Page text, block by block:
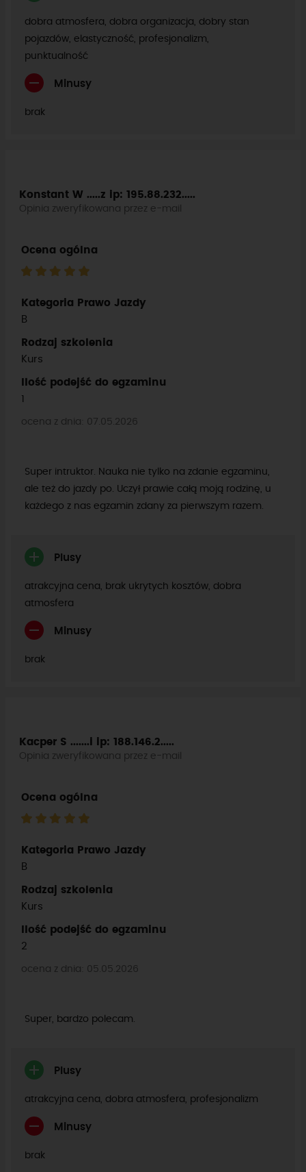
dobra atmosfera, dobra organizacja, dobry stan
pojazdów, elastyczność, profesjonalizm,
punktualność
Minusy
brak
Ocena ogólna
Kategoria Prawo Jazdy
B
Rodzaj szkolenia
Kurs
Ilość podejść do egzaminu
1
ocena z dnia: 07.05.2026
Konstant W .....z ip: 195.88.232.....
Opinia zweryfikowana przez e-mail
Super intruktor. Nauka nie tylko na zdanie egzaminu,
ale też do jazdy po. Uczył prawie całą moją rodzinę, u
każdego z nas egzamin zdany za pierwszym razem.
Plusy
atrakcyjna cena, brak ukrytych kosztów, dobra
atmosfera
Minusy
brak
Ocena ogólna
Kategoria Prawo Jazdy
B
Rodzaj szkolenia
Kurs
Ilość podejść do egzaminu
2
ocena z dnia: 05.05.2026
Kacper S .......i ip: 188.146.2.....
Opinia zweryfikowana przez e-mail
Super, bardzo polecam.
Plusy
atrakcyjna cena, dobra atmosfera, profesjonalizm
Minusy
brak